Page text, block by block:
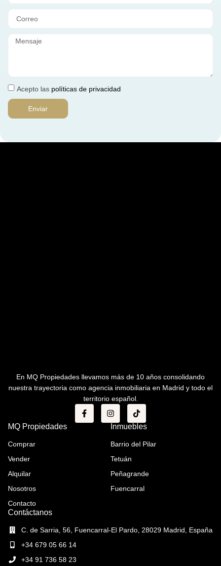
Acepto las políticas de privacidad
Enviar
En MQ Propiedades llevamos más de 10 años consolidando
nuestra trayectoria como agencia inmobiliaria en Madrid y todo el
territorio español.
MQ Propiedades
Comprar
Vender
Alquilar
Nosotros
Contacto
Inmuebles
Barrio del Pilar
Tetuán
Peñagrande
Fuencarral
Contáctanos
C. de Sarria, 56, Fuencarral-El Pardo, 28029 Madrid, España
+34 679 05 66 14
+34 91 736 58 23